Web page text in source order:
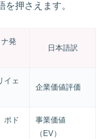
押さえます。
発
日本語訳
イェ
企業価値評価
ポド
事業価値
（EV）